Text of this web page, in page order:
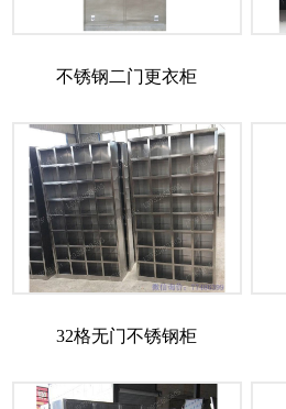
不锈钢二门更衣柜
32格无门不锈钢柜